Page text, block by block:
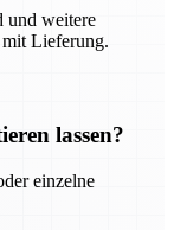
und weitere
Lieferung.
lassen?
einzelne